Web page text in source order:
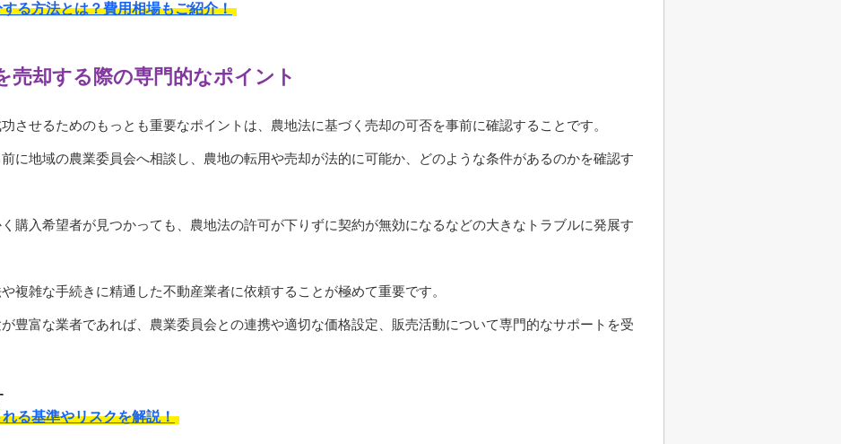
る方法とは？費用相場もご紹介！
売却する際の専門的なポイント
させるためのもっとも重要なポイントは、農地法に基づく売却の可否を事前に確認することです。
に地域の農業委員会へ相談し、農地の転用や売却が法的に可能か、どのような条件があるのかを確認す
購入希望者が見つかっても、農地法の許可が下りずに契約が無効になるなどの大きなトラブルに発展す
複雑な手続きに精通した不動産業者に依頼することが極めて重要です。
豊富な業者であれば、農業委員会との連携や適切な価格設定、販売活動について専門的なサポートを受
る基準やリスクを解説！